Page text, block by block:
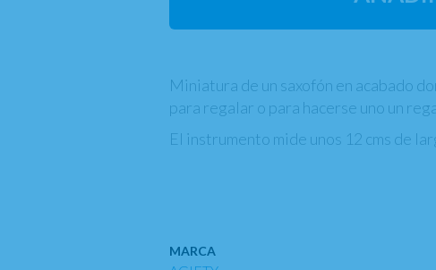
Miniatura de un saxofón en acabado
para regalar o para hacerse uno un
El instrumento mide unos 12 cms de
MARCA